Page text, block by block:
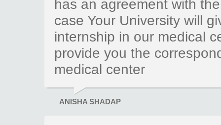
has an agreement with
case Your University will
internship in our medical
provide you the
medical center
ANISHA SHADAP